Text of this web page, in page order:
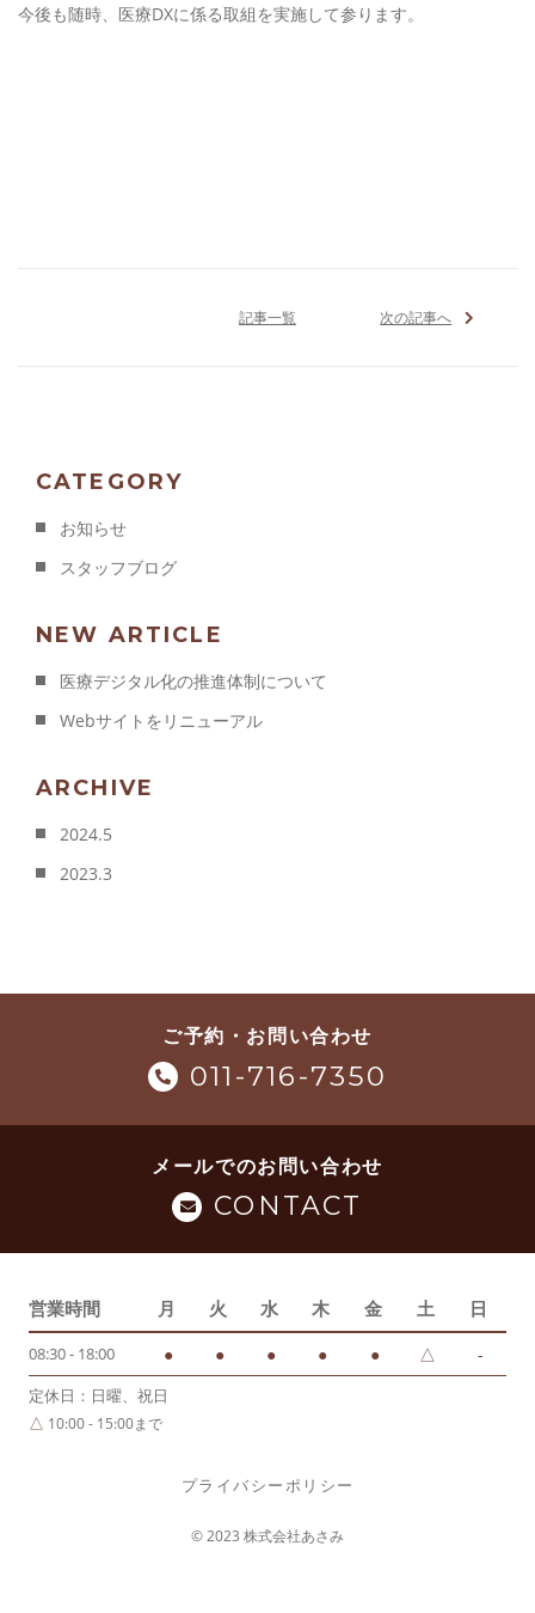
今後も随時、医療DXに係る取組を実施して参ります。
記事一覧 次の記事へ
CATEGORY
お知らせ
スタッフブログ
NEW ARTICLE
医療デジタル化の推進体制について
Webサイトをリニューアル
ARCHIVE
2024.5
2023.3
ご予約・お問い合わせ
011-716-7350
メールでのお問い合わせ
CONTACT
営業時間 月 火 水 木 金 土 日
08:30 - 18:00 ● ● ● ● ● △ -
定休日：日曜、祝日
△ 10:00 - 15:00まで
プライバシーポリシー
© 2023 株式会社あさみ